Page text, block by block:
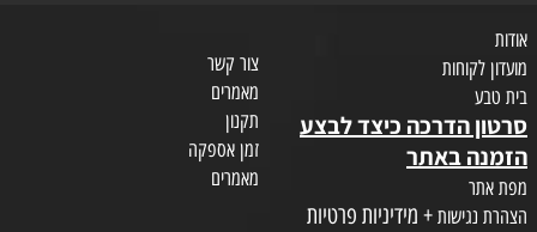
אודות
מועדון לקוחות
בית טבע
סרטון הדרכה כיצד לבצע
הזמנה באתר
מפת אתר
הצהרת נגישות + מידיניות פרטיות
צור קשר
מאמרים
תקנון
זמן אספקה
מאמרים